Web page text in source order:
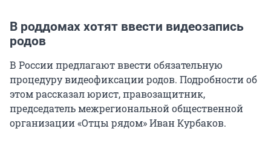
В роддомах хотят ввести видеозапись
родов
В России предлагают ввести обязательную
процедуру видеофиксации родов. Подробности об
этом рассказал юрист, правозащитник,
председатель межрегиональной общественной
организации «Отцы рядом» Иван Курбаков.